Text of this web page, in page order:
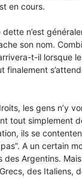
en cours.
n’est
son nom.
t-il lorsque
finalement
les gens n’y
tout simplement
ils se
A un certain
des Argentins.
des Italiens,